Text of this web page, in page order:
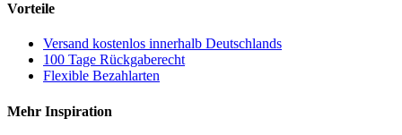
Vorteile
Versand kostenlos innerhalb Deutschlands
100 Tage Rückgaberecht
Flexible Bezahlarten
Mehr Inspiration